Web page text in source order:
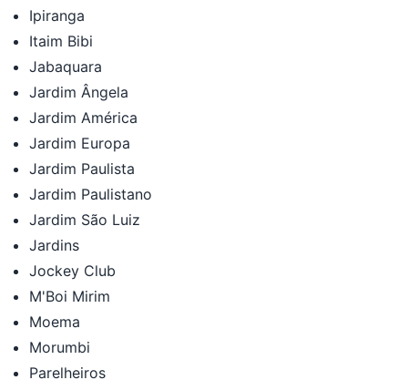
Ipiranga
Itaim Bibi
Jabaquara
Jardim Ângela
Jardim América
Jardim Europa
Jardim Paulista
Jardim Paulistano
Jardim São Luiz
Jardins
Jockey Club
M'Boi Mirim
Moema
Morumbi
Parelheiros